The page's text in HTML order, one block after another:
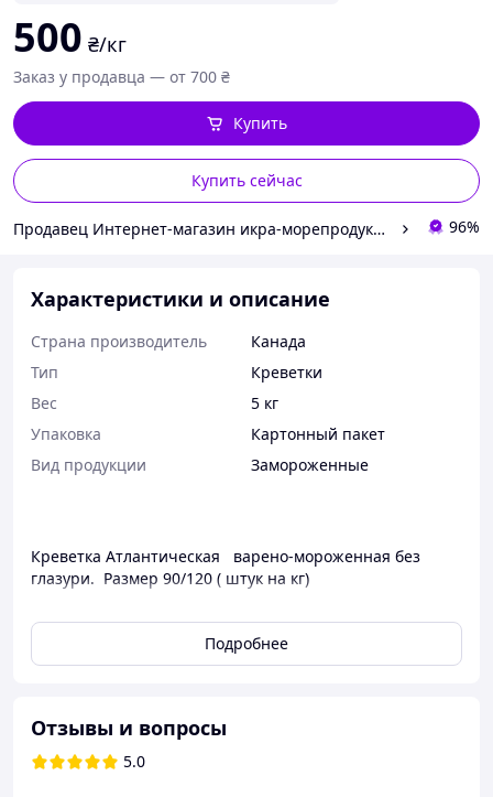
500 ₴/кг
Заказ у продавца — от 700 ₴
Купить сейчас
Купить
Продавец Интернет-магазин икра-морепродукты. 96%
Характеристики и описание
Страна производитель
Канада
Тип
Креветки
Вес
5 кг
Упаковка
Картонный пакет
Вид продукции
Замороженные
Креветка Атлантическая варено-мороженная без
глазури. Размер 90/120 ( штук на кг)
2250 грн коробка 5 кг. 0964844394
Северной Атлантики.
Глубоководные креветки отличаются высокими
Подробнее
Отзывы и вопросы
5.0